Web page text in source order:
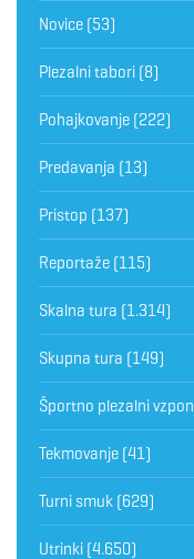
Novice (53)
Plezalni tabori (8)
Pohajkovanje (222)
Predavanja (13)
Pristop (137)
Reportaže (115)
Skalna tura (1.314)
Skupna tura (149)
Športno plezalni vzpon
Tekmovanje (41)
Turni smuk (629)
Utrinki (4.650)